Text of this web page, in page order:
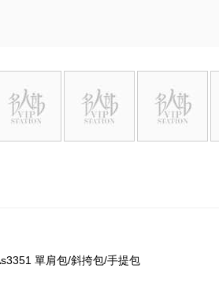
單肩包/斜挎包/手提包